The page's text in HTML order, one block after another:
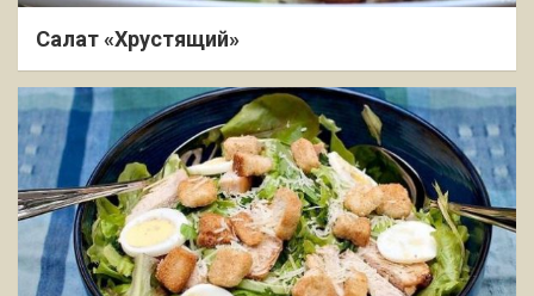
Салат «Хрустящий»